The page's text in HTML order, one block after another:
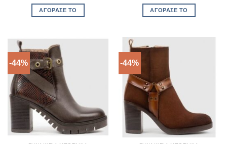
was:
€99,95.
ΑΓΌΡΑΣΈ ΤΟ
was:
€94,95.
ΑΓΌΡΑΣΈ ΤΟ
-44% -44%